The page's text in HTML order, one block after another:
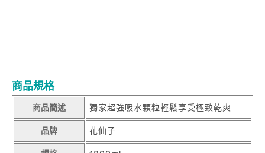
商品規格
商品簡述 獨家超強吸水顆粒輕鬆享受極致乾爽
品牌 花仙子